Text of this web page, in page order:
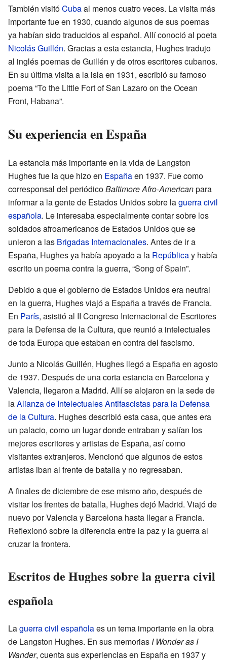
También visitóCubaal menos cuatro veces. La visita más
importante fue en 1930, cuando algunos de sus poemas
ya habían sido traducidos al español. Allí conoció al poeta
Nicolás Guillén. Gracias a esta estancia, Hughes tradujo
al inglés poemas de Guillén y de otros escritores cubanos.
En su última visita a la isla en 1931, escribió su famoso
poema “To the Little Fort of San Lazaro on the Ocean
Front, Habana”.
Su experiencia en España
La estancia más importante en la vida de Langston
Hughes fue la que hizo en Españaen 1937. Fue como
corresponsal del periódicoBaltimore Afro-Americanpara
informar a la gente de Estados Unidos sobre laguerra civil
española. Le interesaba especialmente contar sobre los
soldados afroamericanos de Estados Unidos que se
unieron a las Brigadas Internacionales. Antes de ir a
España, Hughes ya había apoyado a la Repúblicay había
escrito un poema contra la guerra, “Song of Spain”.
Debido a que el gobierno de Estados Unidos era neutral
en la guerra, Hughes viajó a España a través de Francia.
En París, asistió al II Congreso Internacional de Escritores
para la Defensa de la Cultura, que reunió a intelectuales
de toda Europa que estaban en contra del fascismo.
Junto a Nicolás Guillén, Hughes llegó a España en agosto
de 1937. Después de una corta estancia en Barcelona y
Valencia, llegaron a Madrid. Allí se alojaron en la sede de
laAlianza de Intelectuales Antifascistas para la Defensa
de la Cultura. Hughes describió esta casa, que antes era
un palacio, como un lugar donde entraban y salían los
mejores escritores y artistas de España, así como
visitantes extranjeros. Mencionó que algunos de estos
artistas iban al frente de batalla y no regresaban.
A finales de diciembre de ese mismo año, después de
visitar los frentes de batalla, Hughes dejó Madrid. Viajó de
nuevo por Valencia y Barcelona hasta llegar a Francia.
Reflexionó sobre la diferencia entre la paz y la guerra al
cruzar la frontera.
Escritos de Hughes sobre la guerra civil
española
Laguerra civil españolaes un tema importante en la obra
de Langston Hughes. En sus memorias I Wonder as I
Wander, cuenta sus experiencias en España en 1937 y